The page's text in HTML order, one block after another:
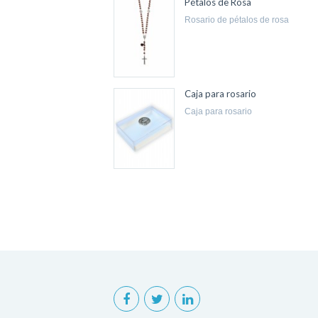
rosario de pétalos de rosa
Caja para rosario
caja para rosario